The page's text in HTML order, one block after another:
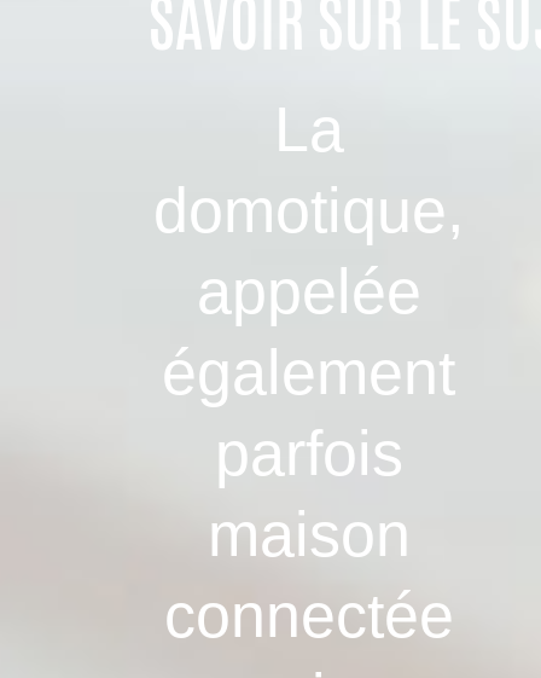
SAVOIR SUR LE
La
domotique,
appelée
également
parfois
maison
connectée